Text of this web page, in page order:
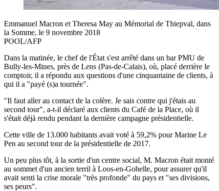
Emmanuel Macron et Theresa May au Mémorial de Thiepval, dans
la Somme, le 9 novembre 2018
POOL/AFP
Dans la matinée, le chef de l'État s'est arrêté dans un bar PMU de
Bully-les-Mines, près de Lens (Pas-de-Calais), où, placé derrière le
comptoir, il a répondu aux questions d'une cinquantaine de clients, à
qui il a "payé (s)a tournée".
"Il faut aller au contact de la colère. Je sais contre qui j'étais au
second tour", a-t-il déclaré aux clients du Café de la Place, où il
s'était déjà rendu pendant la dernière campagne présidentielle.
Cette ville de 13.000 habitants avait voté à 59,2% pour Marine Le
Pen au second tour de la présidentielle de 2017.
Un peu plus tôt, à la sortie d'un centre social, M. Macron était monté
au sommet d'un ancien terril à Loos-en-Gohelle, pour assurer qu'il
avait senti la crise morale "très profonde" du pays et "ses divisions,
ses peurs".